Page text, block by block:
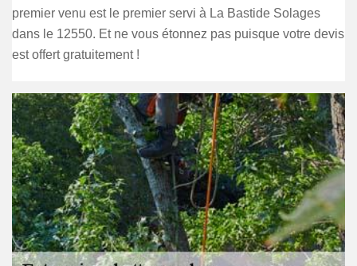
premier venu est le premier servi à La Bastide Solages
dans le 12550. Et ne vous étonnez pas puisque votre devis
est offert gratuitement !